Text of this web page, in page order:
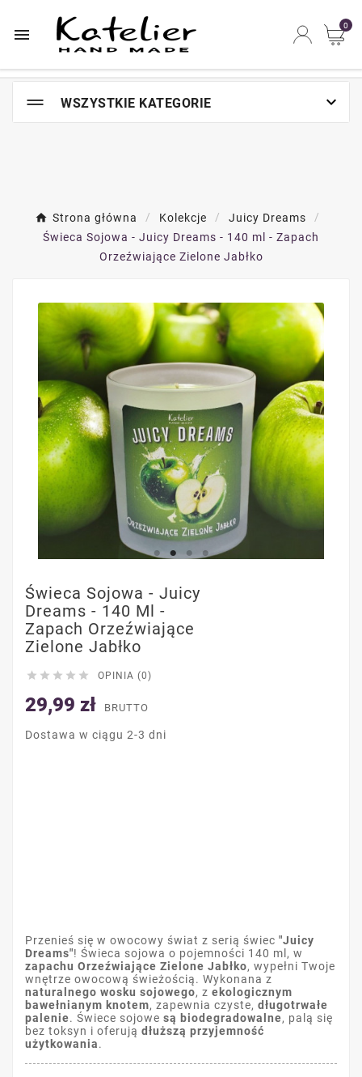
Najszybsze na świecie miejsce zakupów online
 0
WSZYSTKIE KATEGORIE 
Strona główna Kolekcje
Juicy Dreams
Świeca Sojowa - Juicy Dreams - 140 ml - Zapach
Orzeźwiające Zielone Jabłko
Świeca Sojowa - Juicy
Dreams - 140 Ml -
Zapach Orzeźwiające
Zielone Jabłko
     OPINIA (0)
29,99 zł BRUTTO
Dostawa w ciągu 2-3 dni
Przenieś się w owocowy świat z serią świec "Juicy
Dreams"! Świeca sojowa o pojemności 140 ml, w
zapachu Orzeźwiające Zielone Jabłko, wypełni Twoje
wnętrze owocową świeżością. Wykonana z
naturalnego wosku sojowego, z ekologicznym
bawełnianym knotem, zapewnia czyste, długotrwałe
palenie. Świece sojowe są biodegradowalne, palą się
bez toksyn i oferują dłuższą przyjemność
użytkowania.